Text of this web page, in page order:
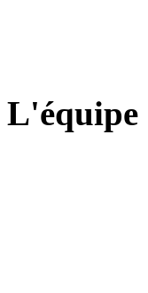
L'équipe